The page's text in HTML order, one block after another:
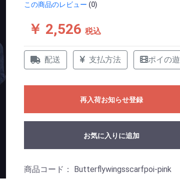
この商品のレビュー (0)
￥ 2,526税込
配送 支払方法 ポイの
再入荷お知らせ登録
お気に入りに追加
商品コード： Butterflywingsscarfpoi-pink